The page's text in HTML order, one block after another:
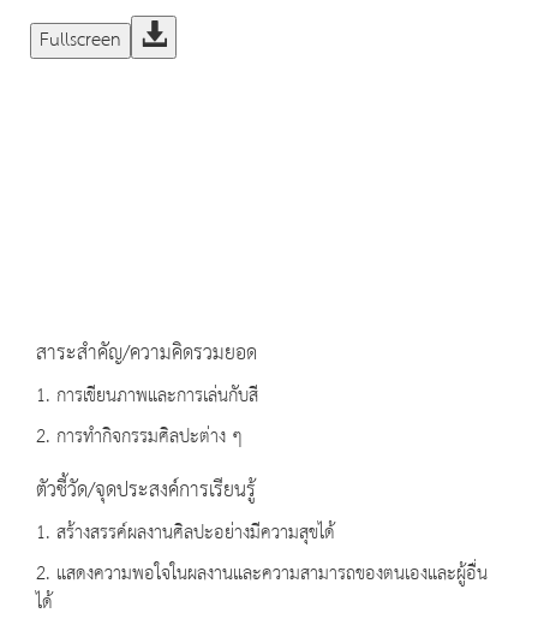
Fullscreen
สาระสำคัญ/ความคิดรวมยอด
1. การเขียนภาพและการเล่นกับสี
2. การทำกิจกรรมศิลปะต่าง ๆ
ตัวชี้วัด/จุดประสงค์การเรียนรู้
1. สร้างสรรค์ผลงานศิลปะอย่างมีความสุขได้
2. แสดงความพอใจในผลงานและความสามารถของตนเองและผู้อื่น
ได้